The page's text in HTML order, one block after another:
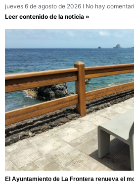
jueves 6 de agosto de 2026
No hay
Leer contenido de la noticia »
El Ayuntamiento de La Frontera renueva el